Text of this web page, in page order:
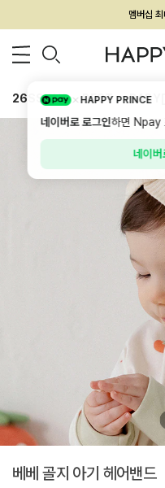
회원전용 아
멤버십
26SS 신상 BEST
베베 골지 아기 헤어밴드
HAPPY PRINCE
네이버로 로그인하면 Npay
네이버